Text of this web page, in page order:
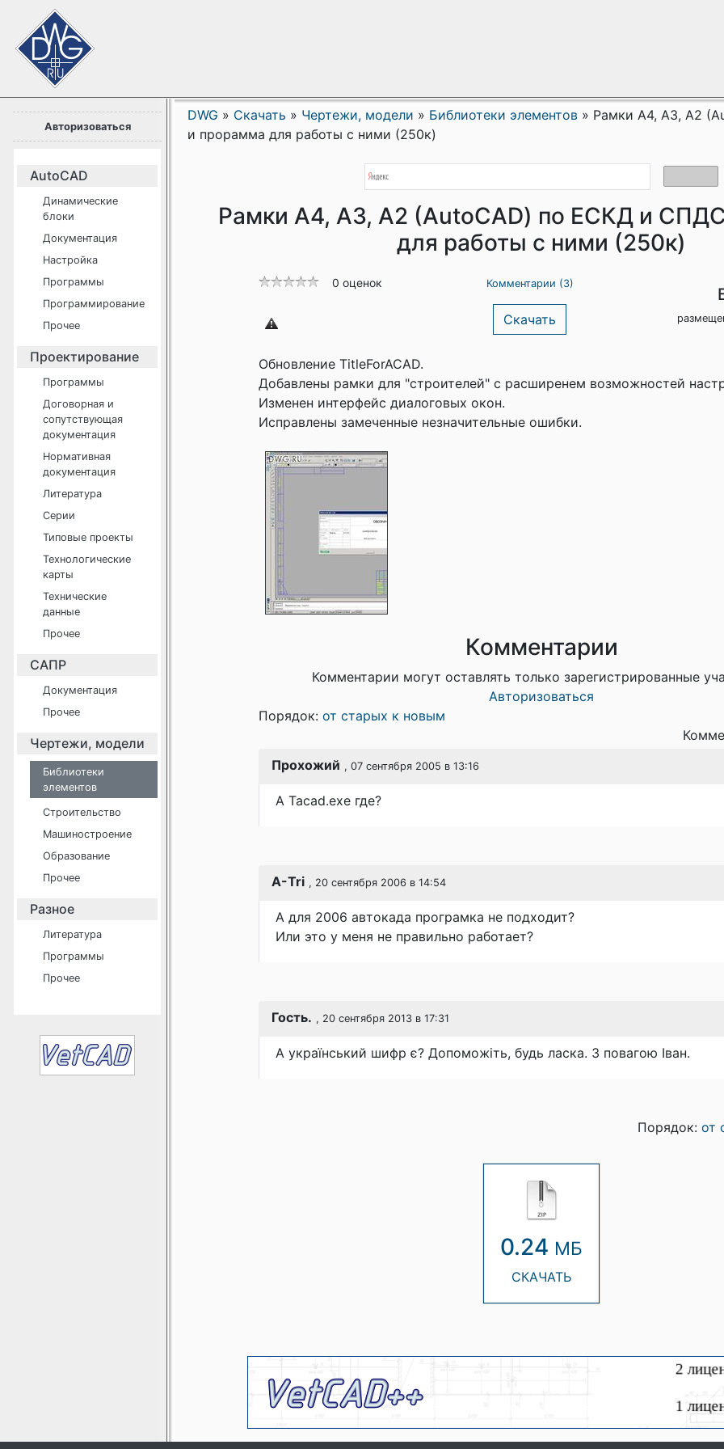
Авторизоваться
AutoCAD
Динамические
блоки
Документация
Настройка
Программы
Программирование
Прочее
Проектирование
Программы
Договорная и
сопутствующая
документация
Нормативная
документация
Литература
Серии
Типовые проекты
Технологические
карты
Технические
данные
Прочее
САПР
Документация
Прочее
Чертежи, модели
Библиотеки
элементов
Строительство
Машиностроение
Образование
Прочее
Разное
Литература
Программы
Прочее
DWG » Скачать » Чертежи, модели » Библиотеки элементов » Рамки А4, А3, А2
и прорамма для работы с ними (250к)
Рамки А4, А3, А2 (AutoCAD) по ЕСКД и
для работы с ними (250к)
0 оценок Комментарии (3)
Скачать
Обновление TitleForACAD.
Добавлены рамки для "строителей" с расширенем возможностей
Изменен интерфейс диалоговых окон.
Исправлены замеченные незначительные ошибки.
Комментарии
Комментарии могут оставлять только зарегистрированные
Авторизоваться
Порядок: от старых к новым
Прохожий , 07 сентября 2005 в 13:16
А Tacad.exe где?
A-Tri , 20 сентября 2006 в 14:54
A для 2006 автокада програмка не подходит?
Или это у меня не правильно работает?
Гость. , 20 сентября 2013 в 17:31
А український шифр є? Допоможіть, будь ласка. З повагою Іван.
Порядок: от
0.24 МБ
СКАЧАТЬ